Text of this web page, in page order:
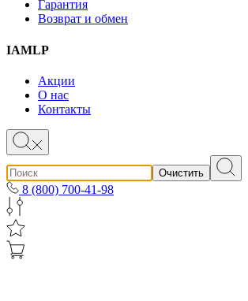
Гарантия
Возврат и обмен
IAMLP
Акции
О нас
Контакты
Очистить
8 (800) 700-41-98